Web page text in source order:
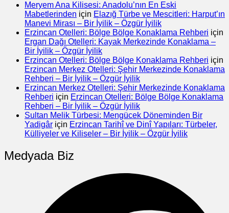
Meryem Ana Kilisesi: Anadolu’nın En Eski
Mabetlerinden için Elazığ Türbe ve Mescitleri: Harput’ın
Manevi Mirası – Bir İyilik – Özgür İyilik
Erzincan Otelleri: Bölge Bölge Konaklama Rehberi için
Ergan Dağı Otelleri: Kayak Merkezinde Konaklama –
Bir İyilik – Özgür İyilik
Erzincan Otelleri: Bölge Bölge Konaklama Rehberi için
Erzincan Merkez Otelleri: Şehir Merkezinde Konaklama
Rehberi – Bir İyilik – Özgür İyilik
Erzincan Merkez Otelleri: Şehir Merkezinde Konaklama
Rehberi için Erzincan Otelleri: Bölge Bölge Konaklama
Rehberi – Bir İyilik – Özgür İyilik
Sultan Melik Türbesi: Mengücek Döneminden Bir
Yadigâr için Erzincan Tarihî ve Dinî Yapıları: Türbeler,
Külliyeler ve Kiliseler – Bir İyilik – Özgür İyilik
Medyada Biz